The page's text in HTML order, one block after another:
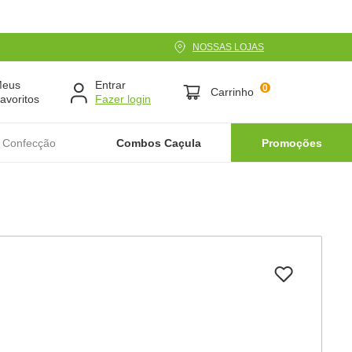
NOSSAS LOJAS
Entrar
Carrinho 0
Combos Caçula Promoções